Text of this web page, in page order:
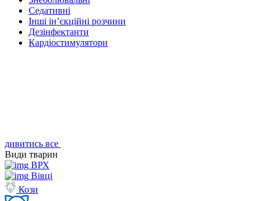
Седативні
Інші ін’єкційні розчини
Дезінфектанти
Кардіостимулятори
дивитись все
Види тварин
ВРХ
Вівці
Кози